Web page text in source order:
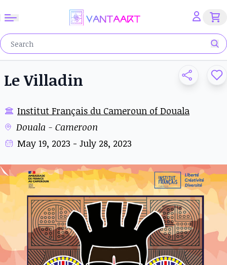
Le Villadin
Institut Français du Cameroun of Douala
Douala - Cameroon
May 19, 2023 - July 28, 2023